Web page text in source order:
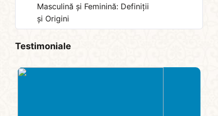
Masculină și Feminină: Definiții
și Origini
Testimoniale